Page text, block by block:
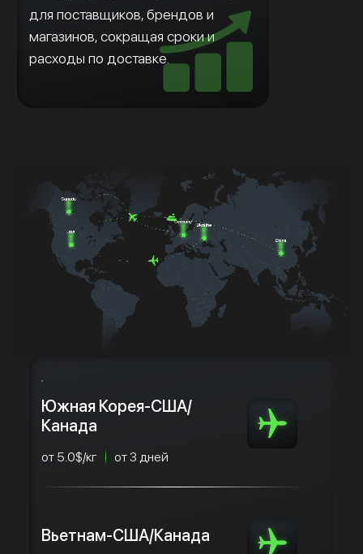
для поставщиков, брендов и
магазинов, сокращая сроки и
расходы по доставке.
Южная Корея-США/
Канада
от 5.0$/кг от 3 дней
Вьетнам-США/Канада